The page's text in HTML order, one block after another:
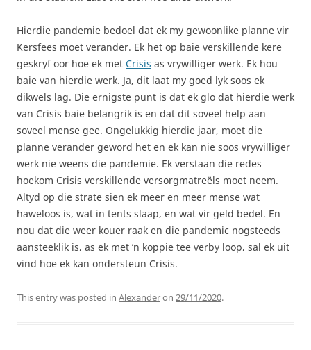
Hierdie pandemie bedoel dat ek my gewoonlike planne vir
Kersfees moet verander. Ek het op baie verskillende kere
geskryf oor hoe ek met Crisis as vrywilliger werk. Ek hou
baie van hierdie werk. Ja, dit laat my goed lyk soos ek
dikwels lag. Die ernigste punt is dat ek glo dat hierdie werk
van Crisis baie belangrik is en dat dit soveel help aan
soveel mense gee. Ongelukkig hierdie jaar, moet die
planne verander geword het en ek kan nie soos vrywilliger
werk nie weens die pandemie. Ek verstaan die redes
hoekom Crisis verskillende versorgmatreëls moet neem.
Altyd op die strate sien ek meer en meer mense wat
haweloos is, wat in tents slaap, en wat vir geld bedel. En
nou dat die weer kouer raak en die pandemic nogsteeds
aansteeklik is, as ek met ‘n koppie tee verby loop, sal ek uit
vind hoe ek kan ondersteun Crisis.
This entry was posted in Alexanderon 29/11/2020.